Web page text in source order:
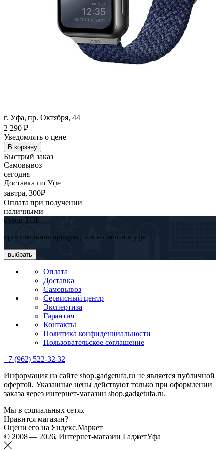
г. Уфа, пр. Октября, 44
2 290 ₽
Уведомлять о цене
В корзину
Быстрый заказ
Самовывоз
сегодня
Доставка по Уфе
завтра, 300₽
Оплата при получении
наличными
dyson TOP
оригинальная продукция в наличии в уфе
выбрать
Оплата
Доставка
Самовывоз
Сервисный центр
Экспертиза
Гарантия
Контакты
Политика конфиденциальности
Пользовательское соглашение
+7 (962) 522-32-32
Информация на сайте shop.gadgetufa.ru не является публичной
офертой. Указанные цены действуют только при оформлении
заказа через интернет-магазин shop.gadgetufa.ru.
Мы в социальных сетях
Нравится магазин?
Оцени его на Яндекс.Маркет
© 2008 — 2026, Интернет-магазин ГаджетУфа